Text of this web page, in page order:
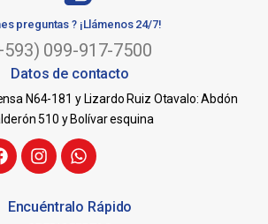
preguntas ? ¡Llámenos 24/7!
099-917-7500
Datos de contacto
N64-181 y Lizardo Ruiz Otavalo: Abdón
510 y Bolívar esquina
Encuéntralo Rápido